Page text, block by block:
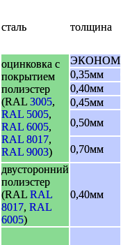
сталь толщина
оцинковка с
покрытием
полиэстер
(RAL 3005,
RAL 5005,
RAL 6005,
RAL 8017,
RAL 9003)
ЭКОНОМ
0,35мм
0,40мм
0,45мм
0,50мм
0,70мм
двусторонний
полиэстер
(RAL RAL
8017, RAL
6005)
0,40мм